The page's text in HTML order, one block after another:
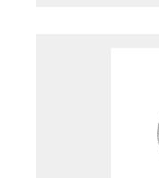
12h, 30m, 1s-
Kronenschutz,
wasserdicht-
mmAlle Junkers-
Germany.Unter
historische
auch